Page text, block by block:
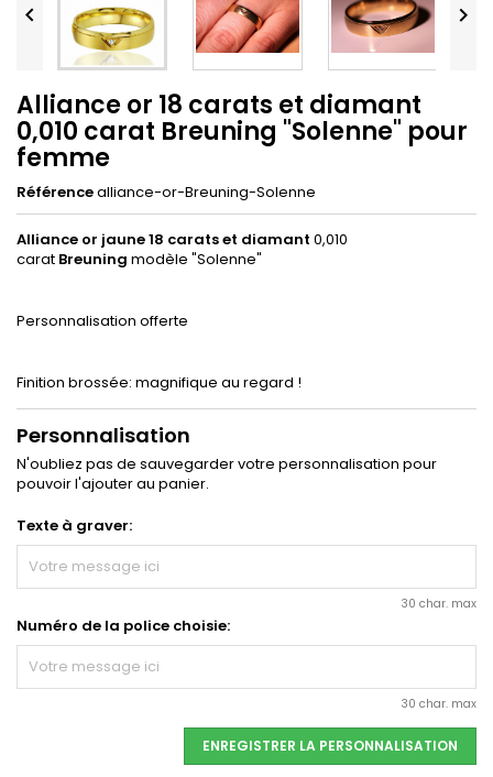
 
Alliance or 18 carats et diamant
0,010 carat Breuning "Solenne" pour
femme
Référencealliance-or-Breuning-Solenne
Alliance or jaune 18 carats et diamant 0,010
carat Breuning modèle "Solenne"
Personnalisation offerte
Finition brossée: magnifique au regard !
Personnalisation
N'oubliez pas de sauvegarder votre personnalisation pour
pouvoir l'ajouter au panier.
Texte à graver:
30 char. max
Numéro de la police choisie:
30 char. max
ENREGISTRER LA PERSONNALISATION